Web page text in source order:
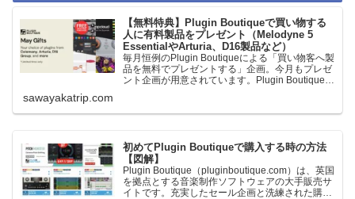
【無料特典】Plugin Boutiqueで買い物する
人に有料製品をプレゼント（Melodyne 5
EssentialやArturia、D16製品など）
毎月恒例のPlugin Boutiqueによる「買い物客へ製
品を無料でプレゼントする」企画。今月もプレゼ
ント企画が用意されています。Plugin Boutiqueで
ます。＊無料配布終了予定日：日本時間：
sawayakatrip.com
初めてPlugin Boutiqueで購入する時の方法
【図解】
Plugin Boutique（pluginboutique.com）は、英国
を拠点とする音楽制作ソフトウェアの大手販売サ
イトです。充実したセール企画と洗練された購入